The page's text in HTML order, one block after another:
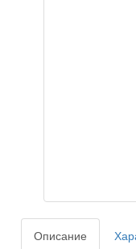
Описание